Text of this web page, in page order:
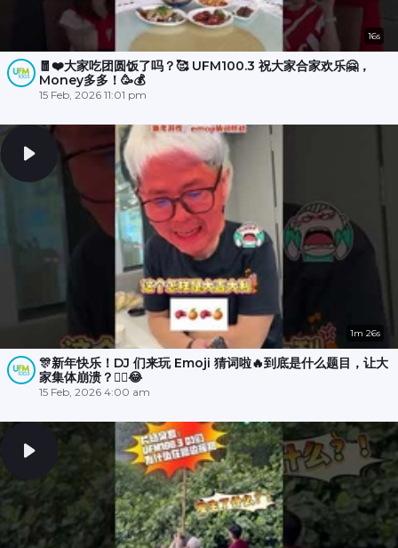
16s
🧧❤️大家吃团圆饭了吗？🥰 UFM100.3 祝大家合家欢乐🤗，
Money多多！🥳💰
15 Feb, 2026 11:01 pm
1m 26s
🎊新年快乐！DJ 们来玩 Emoji 猜词啦🔥到底是什么题目，让大
家集体崩溃？😵‍💫😂
15 Feb, 2026 4:00 am